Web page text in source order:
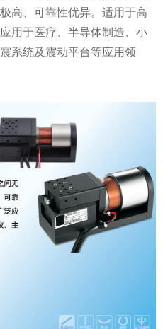
高、可靠性优异。适用于高
用于医疗、半导体制造、小
系统及震动平台等应用领